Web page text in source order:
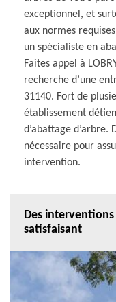
exceptionnel, et
aux normes
un spécialiste en
Faites appel à
recherche d’une
31140. Fort de
établissement
d’abattage d’arbre.
nécessaire pour
intervention.
Des
satisfaisant